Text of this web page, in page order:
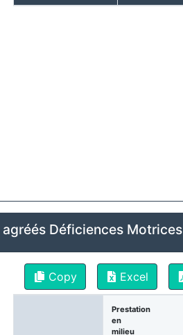
agréés Déficiences Motrices
Copy Excel
Prestation
en
milieu